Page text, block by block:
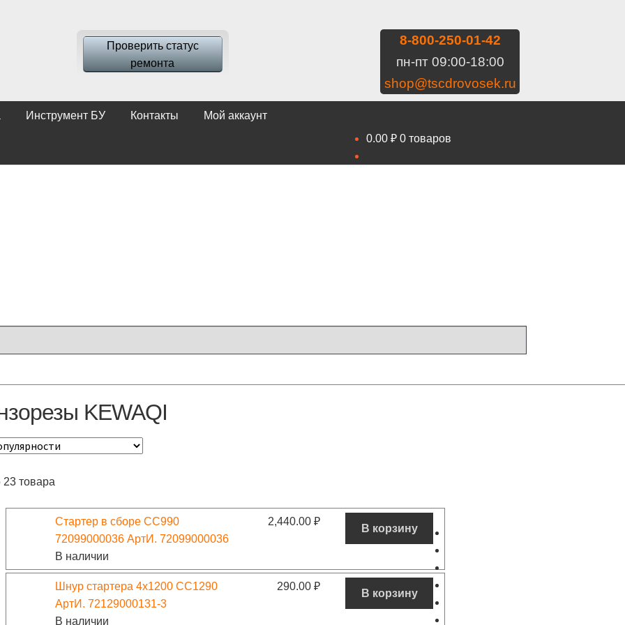
Проверить статус
ремонта
8-800-250-01-42
пн-пт 09:00-18:00
shop@tscdrovosek.ru
Инструмент БУ Контакты
Мой аккаунт
0.00 ₽ 0 товаров
KEWAQI
23 товара
Стартер в сборе CC990
72099000036 АртИ. 72099000036
В наличии
2,440.00₽
В корзину
Шнур стартера 4х1200 CC1290
АртИ. 72129000131-3
В наличии
290.00₽
В корзину